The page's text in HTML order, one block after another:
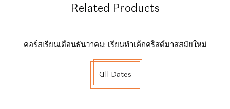
Related Products
คอร์สเรียนเดือนธันวาคม: เรียนทำเค้กคริสต์มาสสมัยใหม่
All Dates